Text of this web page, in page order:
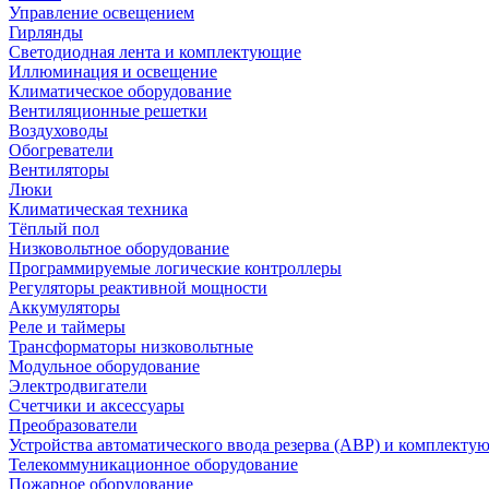
Управление освещением
Гирлянды
Светодиодная лента и комплектующие
Иллюминация и освещение
Климатическое оборудование
Вентиляционные решетки
Воздуховоды
Обогреватели
Вентиляторы
Люки
Климатическая техника
Тёплый пол
Низковольтное оборудование
Программируемые логические контроллеры
Регуляторы реактивной мощности
Аккумуляторы
Реле и таймеры
Трансформаторы низковольтные
Модульное оборудование
Электродвигатели
Счетчики и аксессуары
Преобразователи
Устройства автоматического ввода резерва (АВР) и
Телекоммуникационное оборудование
Пожарное оборудование